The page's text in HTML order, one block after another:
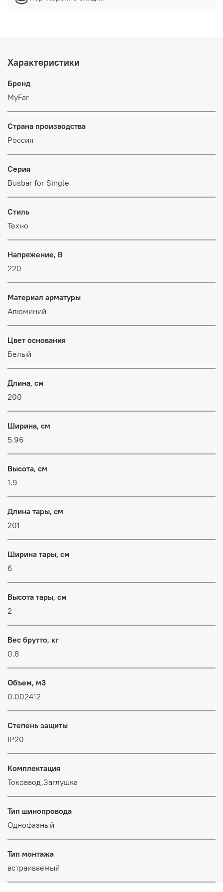
Характеристики
Бренд
MyFar
Страна производства
Россия
Серия
Busbar for Single
Стиль
Техно
Напряжение, В
220
Материал арматуры
Алюминий
Цвет основания
Белый
Длина, см
200
Ширина, см
5.96
Высота, см
1.9
Длина тары, см
201
Ширина тары, см
6
Высота тары, см
2
Вес брутто, кг
0.8
Объем, м3
0.002412
Степень защиты
IP20
Комплектация
Токоввод,Заглушка
Тип шинопровода
Однофазный
Тип монтажа
встраиваемый